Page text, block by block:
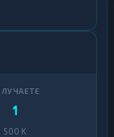
1
500 K